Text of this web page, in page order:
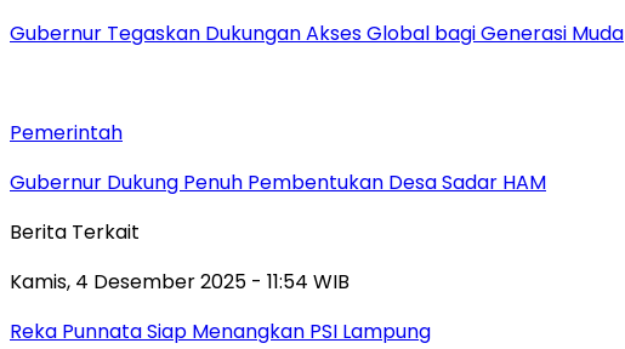
Gubernur Tegaskan Dukungan Akses Global bagi Generasi Muda
Pemerintah
Gubernur Dukung Penuh Pembentukan Desa Sadar HAM
Berita Terkait
Kamis, 4 Desember 2025 - 11:54 WIB
Reka Punnata Siap Menangkan PSI Lampung